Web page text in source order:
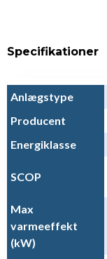
Specifikationer
Anlægstype
Producent
Energiklasse
SCOP
Max
varmeeffekt
(kW)